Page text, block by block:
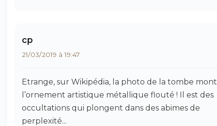
cp
21/03/2019 à 19:47
Etrange, sur Wikipédia, la photo de la tombe
l’ornement artistique métallique flouté ! Il est des
occultations qui plongent dans des abimes de
perplexité...